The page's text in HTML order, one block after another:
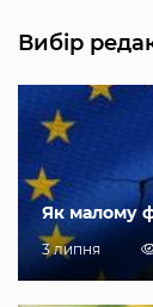
Вибір
Як малому
3 липня